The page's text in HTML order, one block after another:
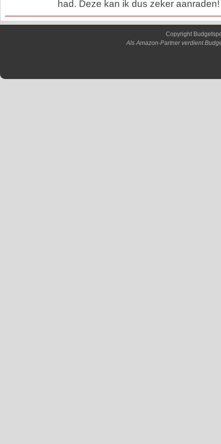
had. Deze kan ik dus zeker aanraden!
Copyright
Als Amazon-Partner verdient